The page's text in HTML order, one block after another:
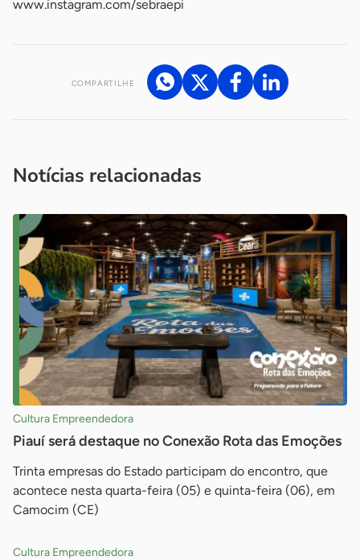
www.instagram.com/sebraepi
COMPARTILHE
Notícias relacionadas
Cultura Empreendedora
Piauí será destaque no Conexão Rota das Emoções
Trinta empresas do Estado participam do encontro, que
acontece nesta quarta-feira (05) e quinta-feira (06), em
Camocim (CE)
Cultura Empreendedora